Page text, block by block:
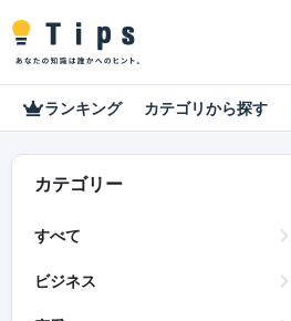
ランキング カテゴリから探す
カテゴリー
すべて
ビジネス